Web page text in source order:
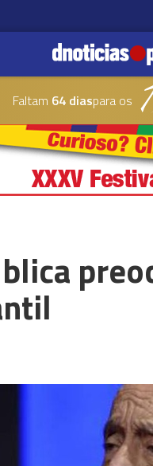
Faltam 64 diaspara os